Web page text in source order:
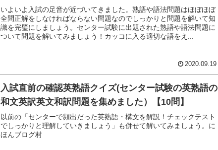
いよいよ入試の足音が近づいてきました。熟語や語法問題はほぼほぼ
全問正解をしなければならない問題なのでしっかりと問題を解いて知
識を完璧にしましょう。センター試験に出題された熟語や語法問題に
ついて問題を解いてみましょう！カッコに入る適切な語をえ...
2020.09.19
入試直前の確認英熟語クイズ(センター試験の英熟語の
和文英訳英文和訳問題を集めました）【10問】
以前の「センターで頻出だった英熟語・構文を解説！チェックテスト
でしっかりと理解していきましょう」も併せて解いてみましょう。に
ほんブログ村